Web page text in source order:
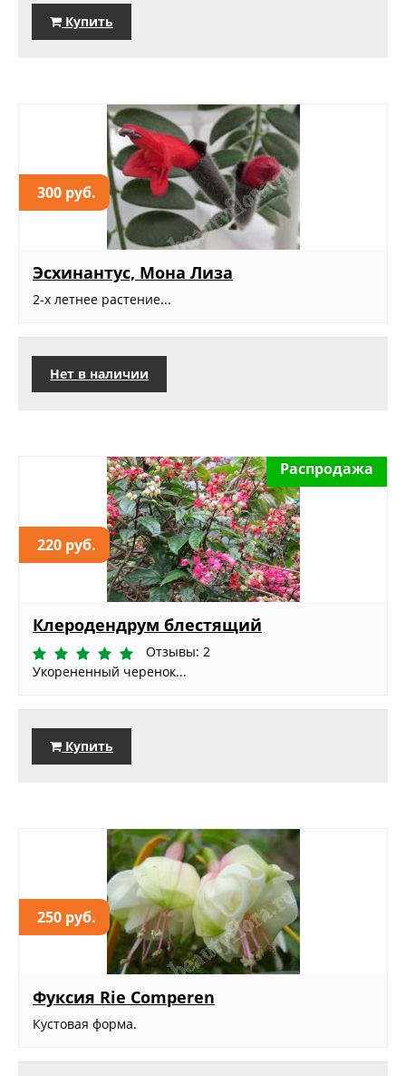
Купить
300 руб.
Эсхинантус, Мона Лиза
2-х летнее растение...
Нет в наличии
220 руб.
Распродажа
Клеродендрум блестящий
Отзывы: 2
Укорененный черенок...
Купить
250 руб.
Фуксия Rie Comperen
Кустовая форма.